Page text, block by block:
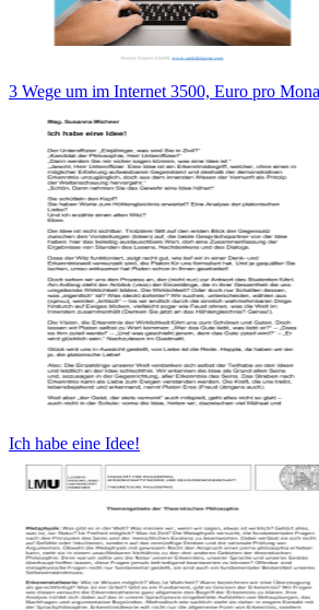
3 Wege um im Internet 3500, Euro pro
Ich habe eine Idee!